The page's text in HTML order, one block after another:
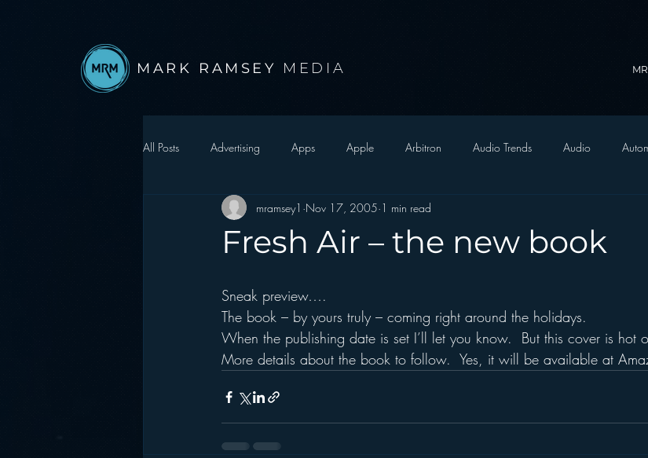
MARK RAMSEY MEDIA
All Posts Advertising Apps Apple Arbitron Audio Trends Audio
Autonomous Vehicle Christmas Christian Radio
hear2.0 honors HD Radio hivio Inside JAWS Inside Star Wars
Fresh Air – the new book
mramsey1 Nov 17, 2005 1 min read
Sneak preview….
The book – by yours truly – coming right around the holidays.
When the publishing date is set I’ll let you know.  But this cover is hot
More details about the book to follow.  Yes, it will be available at